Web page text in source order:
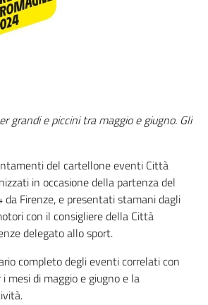
grandi e piccini tra maggio e giugno. Gli
del cartellone eventi Città
in occasione della partenza del
da Firenze, e presentati stamani dagli
con il consigliere della Città
delegato allo sport.
completo degli eventi correlati con
mesi di maggio e giugno e la